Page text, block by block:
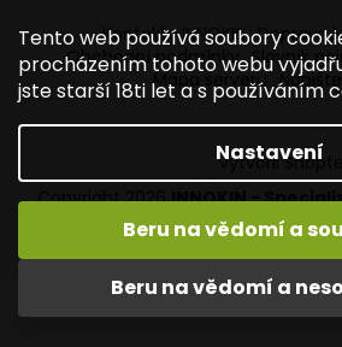
Tento web používá soubory
procházením tohoto webu
jste starší 18ti let a s používáním
Nastavení
Beru na vědomí a
Beru na vědomí a
Vítejte ve světě INNOKIN. Nabízíme Vám
vapingu. DORUČENÍ ZDARMA nad 1000,-
HLEDAT
D
u
Kontakty INNOKIN Dopravné
Obchodní podmínky Slovník
Mapa serveru
Vytvořil Shoptet
Copyright 2026INNOKIN -
Všechna práva vyhrazena.Upravit